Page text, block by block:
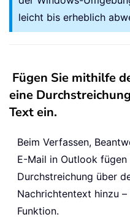
leicht bis erheblich
Fügen Sie mithilfe
eine
Text ein.
Beim Verfassen,
E-Mail in Outlook
Durchstreichung über
Nachrichtentext hinzu
Funktion.